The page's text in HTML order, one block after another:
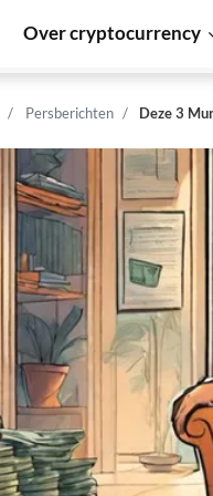
Over cryptocurrency
Persberichten Deze 3